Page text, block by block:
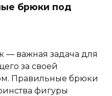
брюки под
важная задача для
за своей
Правильные брюки
фигуры